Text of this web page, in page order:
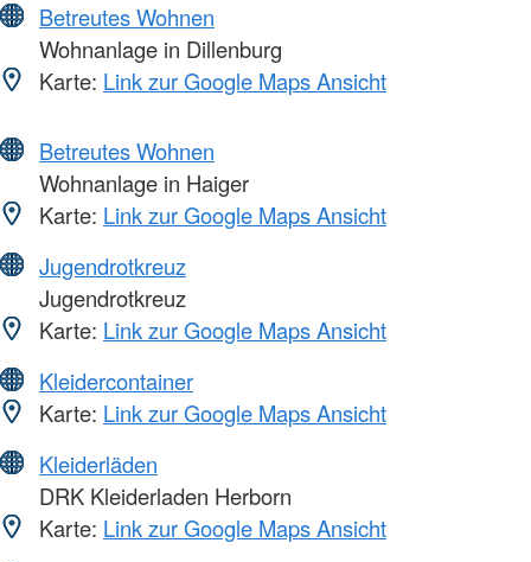
Betreutes Wohnen
Wohnanlage in Dillenburg
Karte: Link zur Google Maps Ansicht
Betreutes Wohnen
Wohnanlage in Haiger
Karte: Link zur Google Maps Ansicht
Jugendrotkreuz
Jugendrotkreuz
Karte: Link zur Google Maps Ansicht
Kleidercontainer
Karte: Link zur Google Maps Ansicht
Kleiderläden
DRK Kleiderladen Herborn
Karte: Link zur Google Maps Ansicht